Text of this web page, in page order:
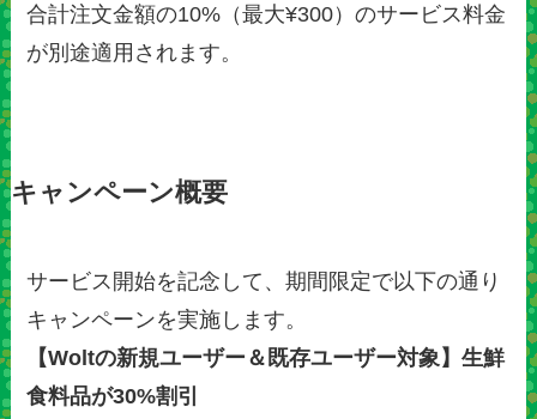
合計注文金額の10%（最大¥300）のサービス料金
が別途適用されます。
キャンペーン概要
サービス開始を記念して、期間限定で以下の通り
キャンペーンを実施します。
【Woltの新規ユーザー＆既存ユーザー対象】生鮮
食料品が30%割引